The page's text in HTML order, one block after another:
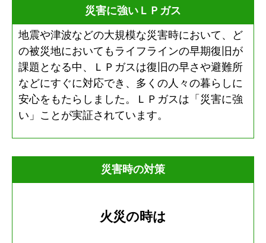
災害に強いＬＰガス
地震や津波などの大規模な災害時において、ど
の被災地においてもライフラインの早期復旧が
課題となる中、ＬＰガスは復旧の早さや避難所
などにすぐに対応でき、多くの人々の暮らしに
安心をもたらしました。ＬＰガスは「災害に強
い」ことが実証されています。
災害時の対策
火災の時は